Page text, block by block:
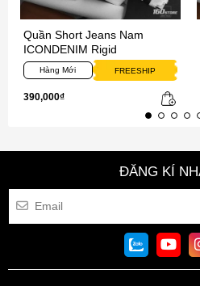
Quần Short Jeans Nam
ICONDENIM Rigid
Hàng Mới FREESHIP
390,000₫
ĐĂNG KÍ